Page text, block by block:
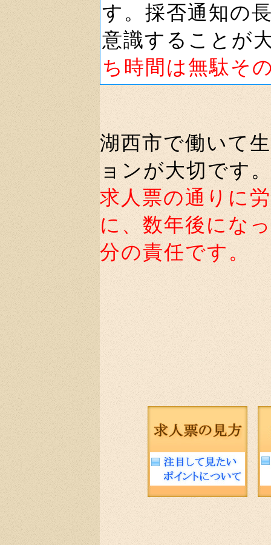
す。採否通知の
意識することが
ち時間は無駄そ
湖西市で働いて
ョンが大切です
求人票の通りに
に、数年後にな
分の責任です。